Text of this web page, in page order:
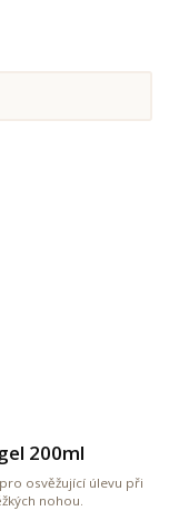
200ml
osvěžující úlevu při
nohou.